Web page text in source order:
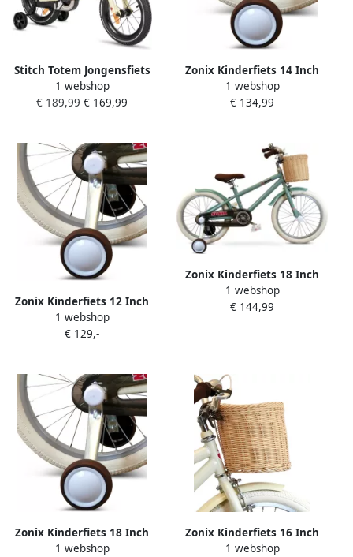
Stitch Totem Jongensfiets
18 Inch Kinderfiets voor 5
tot 9 Jaar Met Zijwieltjes
lente
1 webshop
€ 189,99 € 169,99
Zonix Kinderfiets 14 Inch
Jongensfiets – Licht Beige
Met Zijwieltjes Leeftijd 3-5
1 webshop
€ 134,99
Zonix Kinderfiets 12 Inch
Jongensfiets – Licht Beige
Met Zijwieltjes Leeftijd 2-4
1 webshop
€ 129,-
Zonix Kinderfiets 18 Inch
Jongensfiets – Mintgroen
Met Zijwieltjes Leeftijd 5-7
1 webshop
€ 144,99
Zonix Kinderfiets 18 Inch
Jongensfiets – Licht Beige
1 webshop
Zonix Kinderfiets 16 Inch
Jongensfiets – Licht Beige
1 webshop